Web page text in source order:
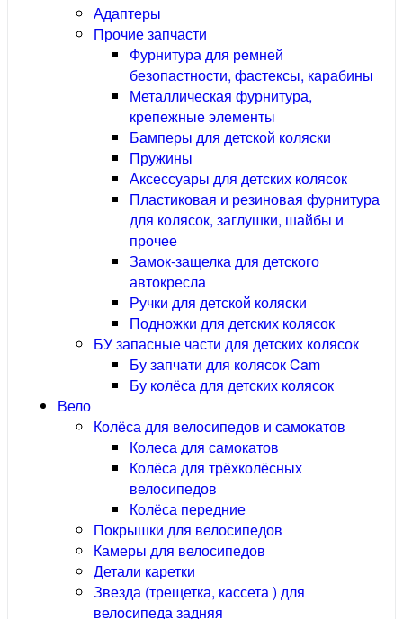
Адаптеры
Прочие запчасти
Фурнитура для ремней
безопастности, фастексы, карабины
Металлическая фурнитура,
крепежные элементы
Бамперы для детской коляски
Пружины
Аксессуары для детских колясок
Пластиковая и резиновая фурнитура
для колясок, заглушки, шайбы и
прочее
Замок-защелка для детского
автокресла
Ручки для детской коляски
Подножки для детских колясок
БУ запасные части для детских колясок
Бу запчати для колясок Cam
Бу колёса для детских колясок
Вело
Колёса для велосипедов и самокатов
Колеса для самокатов
Колёса для трёхколёсных
велосипедов
Колёса передние
Покрышки для велосипедов
Камеры для велосипедов
Детали каретки
Звезда (трещетка, кассета ) для
велосипеда задняя